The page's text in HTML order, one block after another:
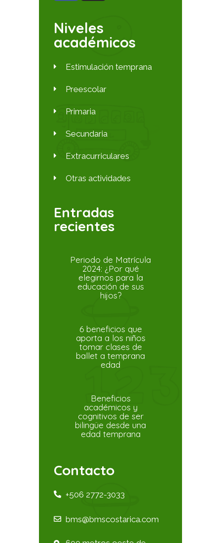
Niveles
académicos
Estimulación temprana
Preescolar
Primaria
Secundaria
Extracurriculares
Otras actividades
Entradas
recientes
Periodo de Matrícula
2024: ¿Por qué
elegirnos para la
educación de sus
hijos?
6 beneficios que
aporta a los niños
tomar clases de
ballet a temprana
edad
Beneficios
académicos y
cognitivos de ser
bilingüe desde una
edad temprana
Contacto
+506 2772-3033
bms@bmscostarica.com